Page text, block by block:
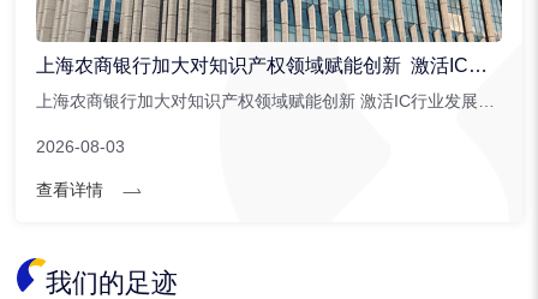
上海农商银行加大对知识产权领域赋能创新 激活IC行业发展潜能
2026-08-03
查看详情
我们的足迹